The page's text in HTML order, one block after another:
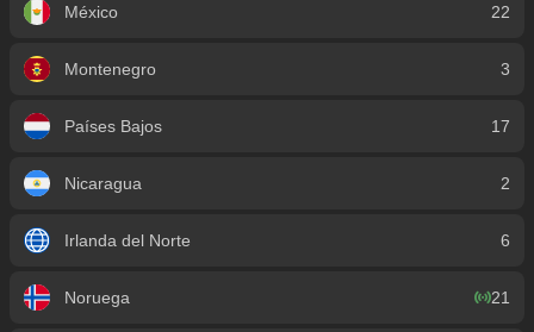
México 22
Montenegro 3
Países Bajos 17
Nicaragua 2
Irlanda del Norte 6
Noruega 21